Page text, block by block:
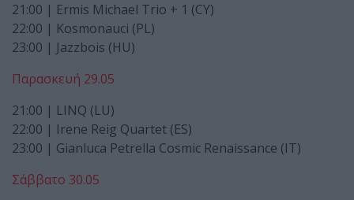
21:00 | Ermis Michael Trio + 1 (CY)
22:00 | Kosmonauci (PL)
23:00 | Jazzbois (HU)
Παρασκευή 29.05
21:00 | LINQ (LU)
22:00 | Irene Reig Quartet (ES)
23:00 | Gianluca Petrella Cosmic Renaissance (IT)
Σάββατο 30.05